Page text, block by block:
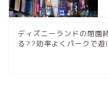
ディズニーランドの閉園
る??効率よくパークで遊